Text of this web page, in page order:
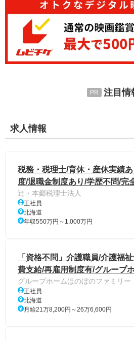
注目情
求人情報
税務・税理士/育休・産休実績
度/退職金制度あり/学歴不問/完
辻・本郷税理士法人
正社員
北海道
年収550万円～1,000万円
「資格不問」介護職員/介護福
費支給/再雇用制度有/グループ
グループホームほのぼのファミリー
正社員
北海道
月給21万8,200円～26万6,600円